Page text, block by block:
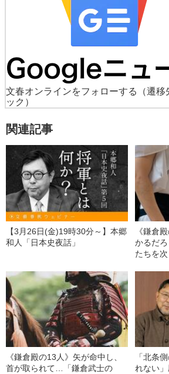
文春オンラインをフォローする
（遷
ック）
関連記事
【3月26日(金)19時30分～】本郷
和人「日本史夜話」
《鎌倉
かるだ
たちを
《鎌倉殿の13人》矢が命中し、
首が取られて…「鎌倉武士の
「北条
れない